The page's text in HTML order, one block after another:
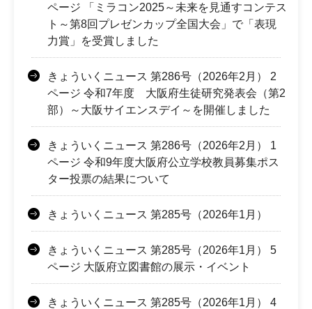
ページ 「ミラコン2025～未来を見通すコンテス
ト～第8回プレゼンカップ全国大会」で「表現
力賞」を受賞しました
きょういくニュース 第286号（2026年2月） 2
ページ 令和7年度 大阪府生徒研究発表会（第2
部）～大阪サイエンスデイ～を開催しました
きょういくニュース 第286号（2026年2月） 1
ページ 令和9年度大阪府公立学校教員募集ポス
ター投票の結果について
きょういくニュース 第285号（2026年1月）
きょういくニュース 第285号（2026年1月） 5
ページ 大阪府立図書館の展示・イベント
きょういくニュース 第285号（2026年1月） 4